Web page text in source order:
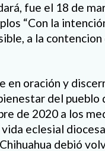
fue el 18 de
“Con la
a la
en oración y
del pueblo
de 2020 a los
eclesial
debió